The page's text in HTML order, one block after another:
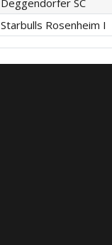
Deggendorfer SC
Starbulls Rosenheim I